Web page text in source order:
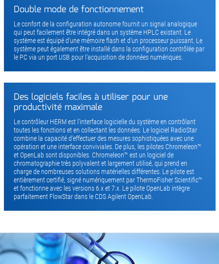
Double mode de fonctionnement
Le confort de la configuration autonome fournit un signal analogique
qui peut facilement être intégré dans un système HPLC existant. Le
système est équipé d'une mémoire flash et d'un processeur puissant. Le
système peut également être installé dans la configuration contrôlée par
le PC via un port USB pour l'acquisition de données numériques.
Des logiciels faciles à utiliser pour une
productivité maximale
Le contrôleur HERM est l'interface logicielle du système en contrôlant
toutes les fonctions et en collectant les données. Le logiciel RadioStar
combine la capacité d'effectuer des mesures sophistiquées avec une
opération et une interface conviviales. De plus, les pilotes Chromeleon™
et OpenLab sont disponibles. Chromeleon™ est un logiciel de
chromatographie très polyvalent et largement utilisé, qui prend en
charge de nombreuses solutions matérielles différentes. Le pilote est
entièrement certifié, signé numériquement par ThermoFisher Scientific™
et fonctionne avec les versions 6.x et 7.x. Le pilote OpenLab intègre
parfaitement FlowStar dans le CDS Agilent OpenLab.